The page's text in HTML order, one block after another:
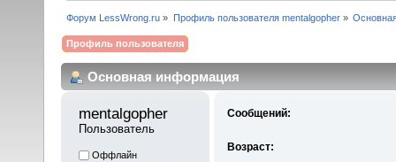
Форум LessWrong.ru » Профиль пользователя mentalgopher»
Профиль пользователя
Основная информация
mentalgopher
Пользователь
Оффлайн
Сообщений:
Возраст: